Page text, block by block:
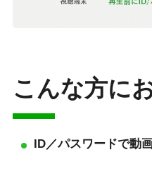
こんな方に
ID／パスワードで動